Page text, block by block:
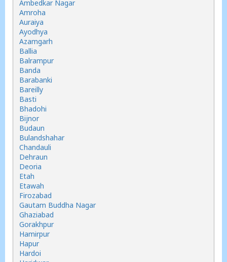
Ambedkar Nagar
Amroha
Auraiya
Ayodhya
Azamgarh
Ballia
Balrampur
Banda
Barabanki
Bareilly
Basti
Bhadohi
Bijnor
Budaun
Bulandshahar
Chandauli
Dehraun
Deoria
Etah
Etawah
Firozabad
Gautam Buddha Nagar
Ghaziabad
Gorakhpur
Hamirpur
Hapur
Hardoi